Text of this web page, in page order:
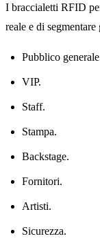
I braccialetti RFID
reale e di
Pubblico
VIP.
Staff.
Stampa.
Backstage.
Fornitori.
Artisti.
Sicurezza.